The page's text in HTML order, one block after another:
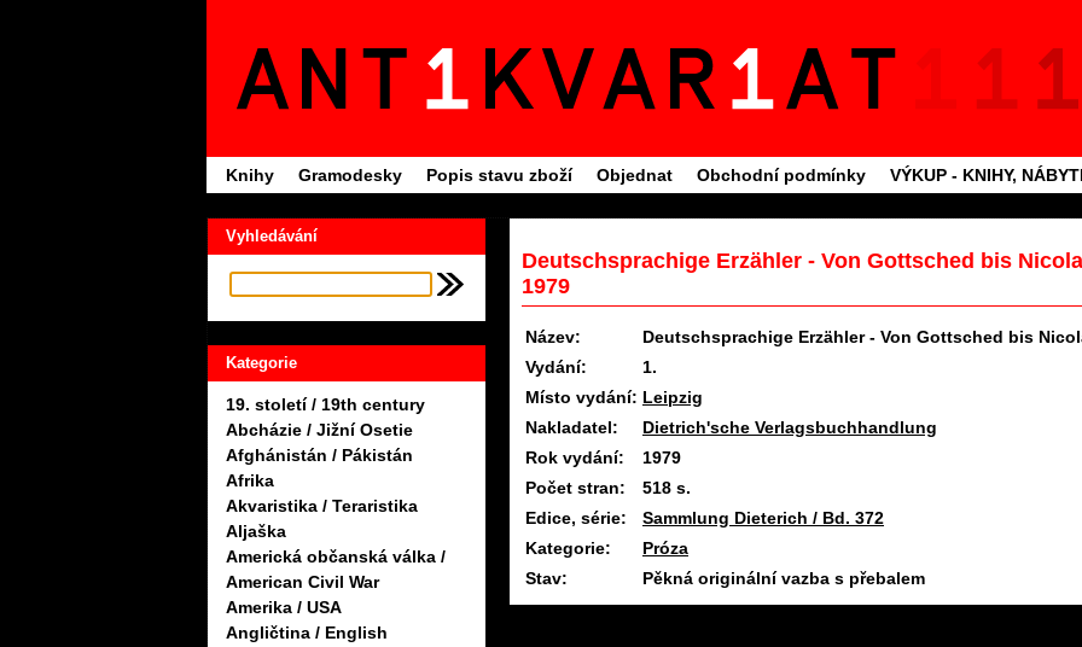
Knihy Gramodesky Popis stavu zboží Objednat Obchodní podmínky VÝKUP - KNIHY,
Vyhledávání
Kategorie
19. století / 19th century
Abcházie / Jižní Osetie
Afghánistán / Pákistán
Afrika
Akvaristika / Teraristika
Aljaška
Americká občanská válka /
American Civil War
Amerika / USA
Angličtina / English
Deutschsprachige Erzähler - Von Gottsched bis
1979
Název:
Deutschsprachige Erzähler - Von Gottsched bis
Vydání:
1.
Místo vydání: Leipzig
Nakladatel:
Dietrich'sche Verlagsbuchhandlung
Rok vydání:
1979
Počet stran:
518 s.
Edice, série:
Sammlung Dieterich / Bd. 372
Kategorie:
Próza
Stav:
Pěkná originální vazba s přebalem